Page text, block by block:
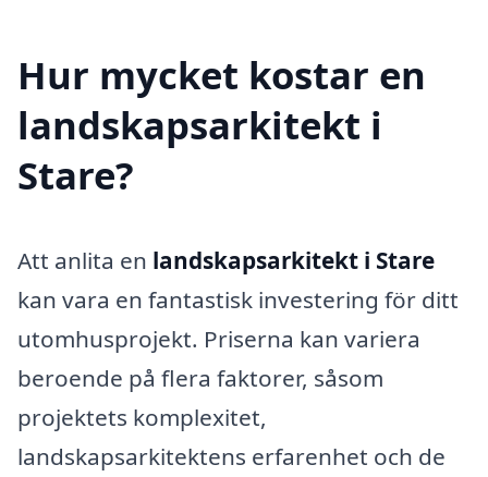
Hur mycket kostar en
landskapsarkitekt i
Stare?
Att anlita en landskapsarkitekt i Stare
kan vara en fantastisk investering för ditt
utomhusprojekt. Priserna kan variera
beroende på flera faktorer, såsom
projektets komplexitet,
landskapsarkitektens erfarenhet och de